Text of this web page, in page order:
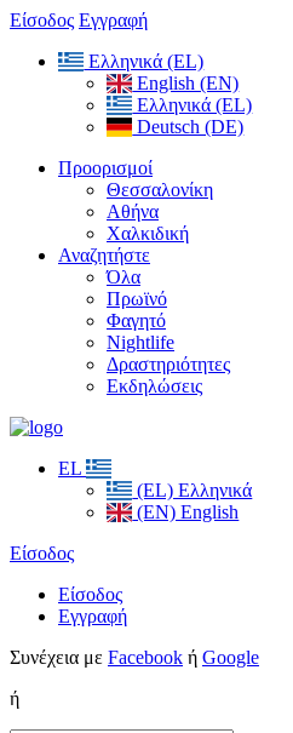
Είσοδος Εγγραφή
Ελληνικά (EL)
English (EN)
Ελληνικά (EL)
Deutsch (DE)
Προορισμοί
Θεσσαλονίκη
Αθήνα
Χαλκιδική
Αναζητήστε
Όλα
Πρωϊνό
Φαγητό
Nightlife
Δραστηριότητες
Εκδηλώσεις
EL
(EL) Ελληνικά
(EN) English
Είσοδος
Είσοδος
Εγγραφή
Συνέχεια με Facebook ή Google
ή